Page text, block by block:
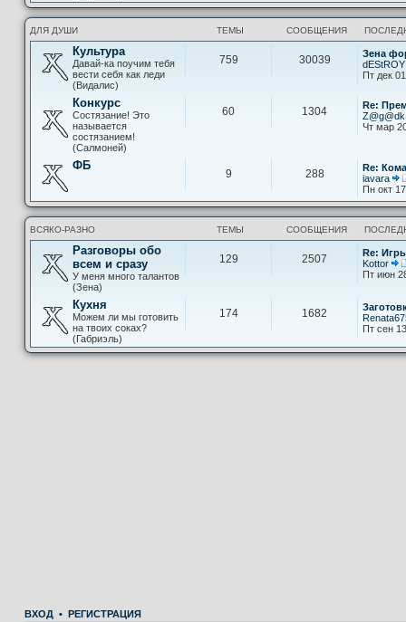
ДЛЯ ДУШИ ТЕМЫ СООБЩЕНИЯ
Культура
Давай-ка поучим тебя
вести себя как леди
(Видалис)
759 30039
Зена
dEStROY
Пт дек
Конкурс
Состязание! Это
называется
состязанием!
(Салмоней)
60 1304
Re:
Чт мар
ФБ
9 288
Re:
iavara
Пн окт
ВСЯКО-РАЗНО ТЕМЫ СООБЩЕНИЯ
Разговоры обо
всем и сразу
У меня много талантов
(Зена)
129 2507
Re:
Kottor
Пт июн
Кухня
Можем ли мы готовить
на твоих соках?
(Габриэль)
174 1682
Пт сен
ВХОД • РЕГИСТРАЦИЯ